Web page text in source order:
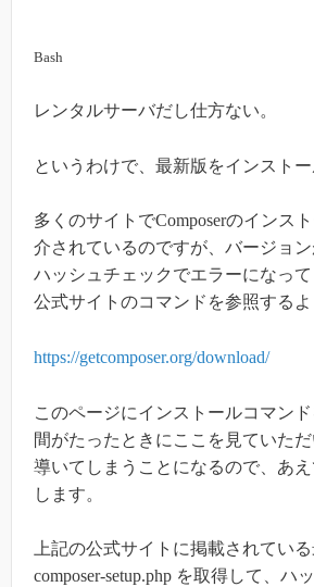
Bash
レンタルサーバだし仕方ない。
というわけで、最新版をインストー
多くのサイトでComposerのインス
介されているのですが、バージョン
ハッシュチェックでエラーになっ
公式サイトのコマンドを参照する
https://getcomposer.org/download/
このページにインストールコマン
間がたったときにここを見ていた
導いてしまうことになるので、あ
します。
上記の公式サイトに掲載されてい
composer-setup.php を取得して、ハ